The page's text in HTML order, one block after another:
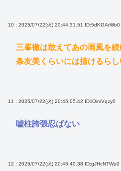
10 : 2025/07/22(火) 20:44:31.51 ID:5dKGArWb0
三峯徹は敢えてあの画風を
条友美くらいには描けるらし
11 : 2025/07/22(火) 20:45:05.42 ID:iOimVqzy0
嘘柱誇張忍ばない
12 : 2025/07/22(火) 20:45:40.38 ID:gJHcNTWu0